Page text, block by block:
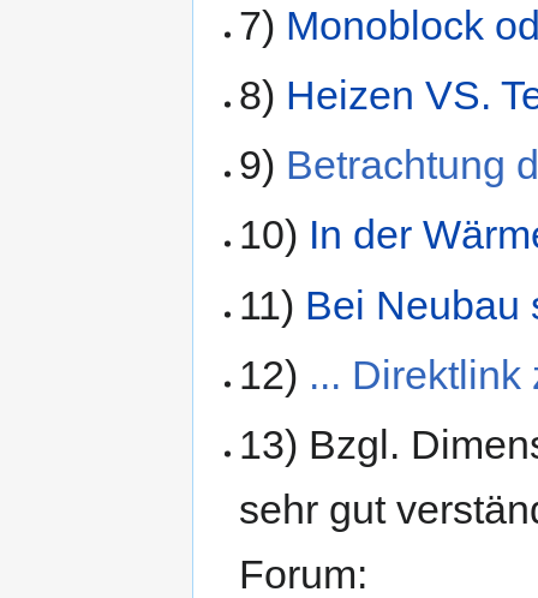
7) Monoblock
8) Heizen VS.
9) Betrachtung
10) In der
11) Bei Neubau
12) ... Direktlink
13) Bzgl.
sehr gut
Forum: